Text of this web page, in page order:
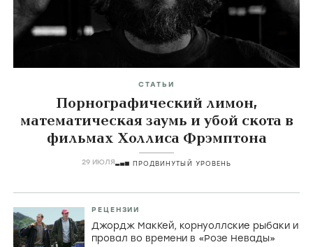
СТАТЬИ
Порнографический лимон,
математическая заумь и убой скота в
фильмах Холлиса Фрэмптона
29 ИЮЛЯ ПРОДВИНУТЫЙ УРОВЕНЬ
РЕЦЕНЗИИ
Джордж МакКей, корнуоллские рыбаки и
провал во времени в «Розе Невады»